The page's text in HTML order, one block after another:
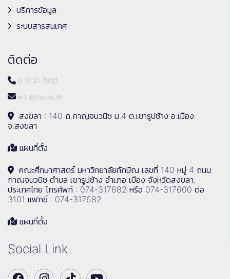
บริการข้อมูล
ระบบสารสนเทศ
ติดต่อ
0-7431-7682
edu@tsu.ac.th
สงขลา : 140 ถ.กาญจนวนิช ม.4 ต.เขารูปช้าง อ.เมือง
จ.สงขลา
แผนที่ตั้ง
คณะศึกษาศาสตร์ มหาวิทยาลัยทักษิณ เลขที่ 140 หมู่ 4 ถนน
กาญจนวนิช ตำบล เขารูปช้าง อำเภอ เมือง จังหวัดสงขลา,
ประเทศไทย โทรศัพท์ : 074-317682 หรือ 074-317600 ต่อ
3101 แฟกซ์ : 074-317682
แผนที่ตั้ง
Social Link